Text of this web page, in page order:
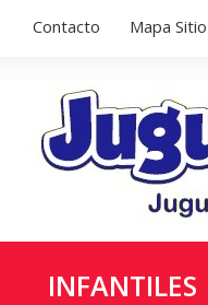
Contacto Mapa Sitio
INFANTILES